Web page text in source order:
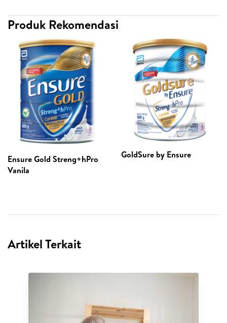
Produk Rekomendasi
Ensure Gold Streng+hPro
Vanila
GoldSure by Ensure
Artikel Terkait